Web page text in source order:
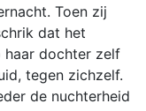
Toen zij
dat het
haar dochter zelf
tegen zichzelf.
de nuchterheid